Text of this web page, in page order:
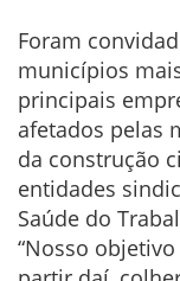
Foram
municípios
principais
afetados pelas
da construção
entidades
Saúde do
“Nosso